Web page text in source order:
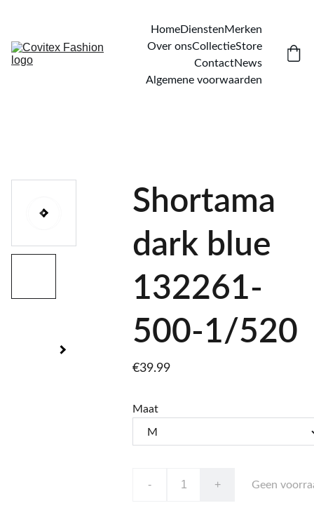
HomeDienstenMerken
Over onsCollectieStore
ContactNews
Algemene voorwaarden
Shortama
dark blue
132261-
500-1/520
€39.99
Maat
- + Geen